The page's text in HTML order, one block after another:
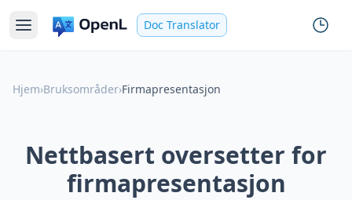
Doc Translator
Hjem›Bruksområder›Firmapresentasjon
Nettbasert oversetter for
firmapresentasjon